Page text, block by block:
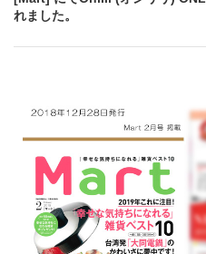
れました。